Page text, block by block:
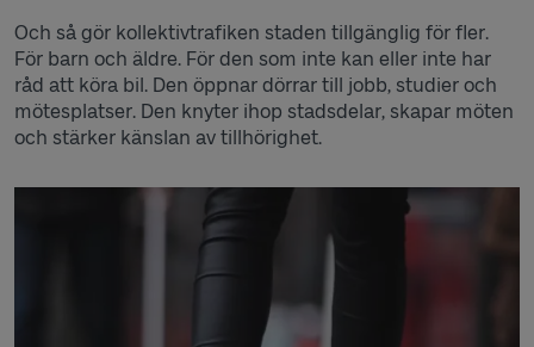
Och så gör kollektivtrafiken staden tillgänglig för fler.
För barn och äldre. För den som inte kan eller inte har
råd att köra bil. Den öppnar dörrar till jobb, studier och
mötesplatser. Den knyter ihop stadsdelar, skapar möten
och stärker känslan av tillhörighet.